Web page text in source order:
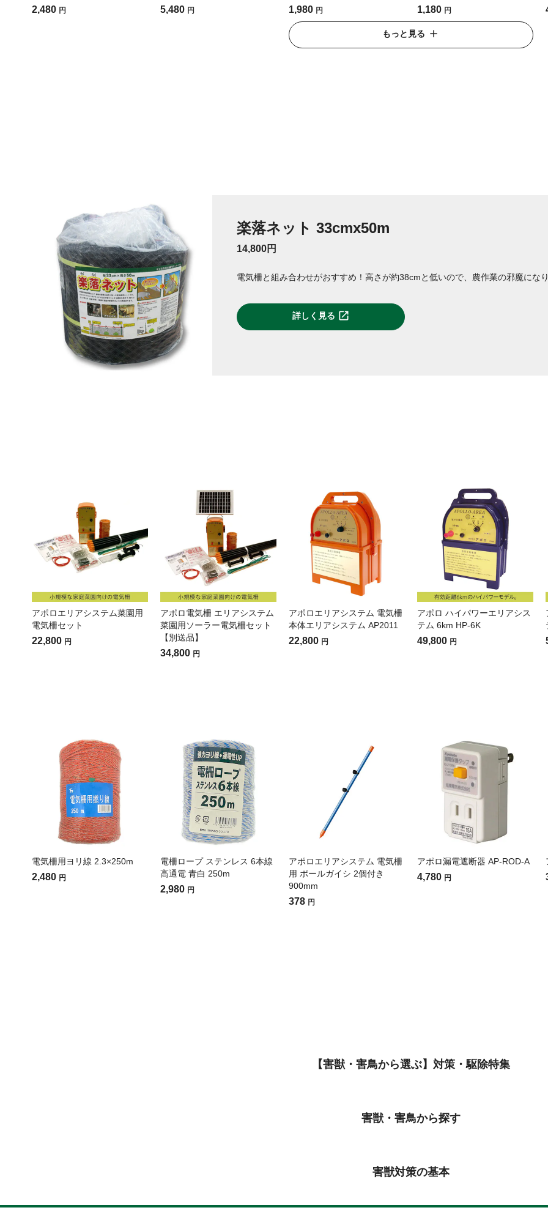
2,480 円 5,480 円 1,980 円 1,180 円
もっと見る
楽落ネット 33cmx50m
14,800円
電気柵と組み合わせがおすすめ！高さが約38cmと低いので、農作業の邪魔になり
詳しく見る
アポロエリアシステム菜園用
電気柵セット
22,800 円
アポロ電気柵 エリアシステム
菜園用ソーラー電気柵セット
【別送品】
34,800 円
アポロエリアシステム 電気柵
本体エリアシステム AP2011
22,800 円
アポロ ハイパワーエリアシス
テム 6km HP-6K
49,800 円
電気柵用ヨリ線 2.3×250m
2,480 円
電柵ロープ ステンレス 6本線
高通電 青白 250m
2,980 円
アポロエリアシステム 電気柵
用 ポールガイシ 2個付き
900mm
378 円
アポロ漏電遮断器 AP-ROD-A
4,780 円
【害獣・害鳥から​選ぶ】対策・駆除特集
害獣・害鳥から探す
害獣対策の基本